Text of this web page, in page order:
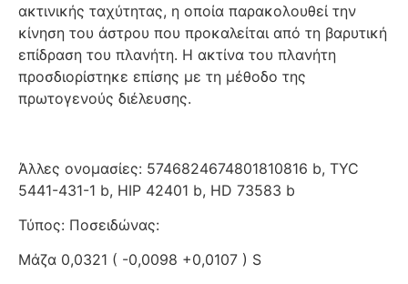
ακτινικής ταχύτητας, η οποία παρακολουθεί την
κίνηση του άστρου που προκαλείται από τη βαρυτική
επίδραση του πλανήτη. Η ακτίνα του πλανήτη
προσδιορίστηκε επίσης με τη μέθοδο της
πρωτογενούς διέλευσης.
Άλλες ονομασίες: 5746824674801810816 b, TYC
5441-431-1 b, HIP 42401 b, HD 73583 b
Τύπος: Ποσειδώνας:
Μάζα 0,0321 ( -0,0098 +0,0107 ) S